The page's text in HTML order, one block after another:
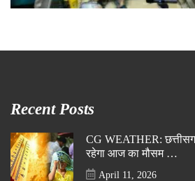
Recent Posts
CG WEATHER:
रहेगा आज का मौसम …
April 11, 2026